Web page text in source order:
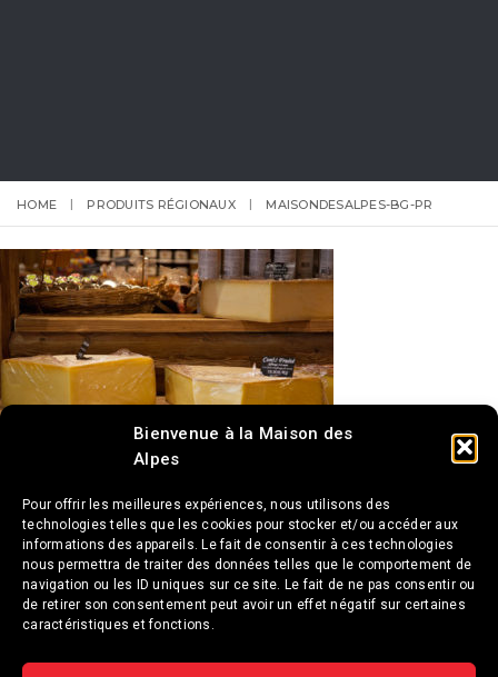
Bienvenue à la Maison des
Alpes
Pour offrir les meilleures expériences, nous utilisons des
technologies telles que les cookies pour stocker et/ou accéder aux
informations des appareils. Le fait de consentir à ces technologies
nous permettra de traiter des données telles que le comportement de
navigation ou les ID uniques sur ce site. Le fait de ne pas consentir ou
de retirer son consentement peut avoir un effet négatif sur certaines
caractéristiques et fonctions.
HOME PRODUITS RÉGIONAUX MAISONDESALPES-BG-PR